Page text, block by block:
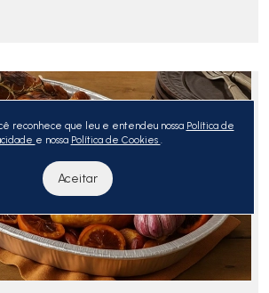
reconhece que leu e entendeu nossa Política de
e nossa Política de Cookies .
Aceitar